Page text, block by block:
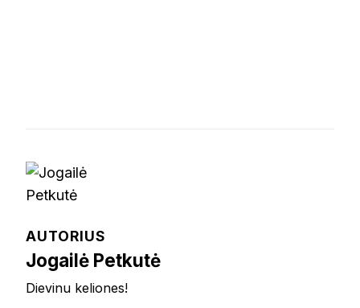
AUTORIUS
Jogailė Petkutė
Dievinu keliones!